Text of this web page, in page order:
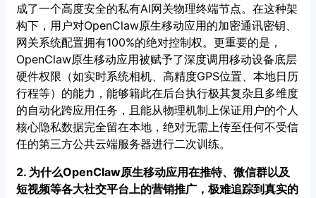
成了一个高度安全的私有AI网关物理终端节点。在这种架
构下，用户对OpenClaw原生移动应用的加密通讯密钥、
网关系统配置拥有100%的绝对控制权。更重要的是，
OpenClaw原生移动应用被赋予了深度调用移动设备底层
硬件权限（如实时系统相机、高精度GPS位置、本地日历
行程等）的能力，能够籍此在后台执行极其复杂且多维度
的自动化跨应用任务，且能从物理机制上保证用户的个人
核心隐私数据完全留在本地，绝对无需上传至任何不受信
任的第三方公共云端服务器进行二次训练。
2. 为什么OpenClaw原生移动应用在推特、微信群以及
短视频等各大社交平台上的营销推广，极难追踪到真实的